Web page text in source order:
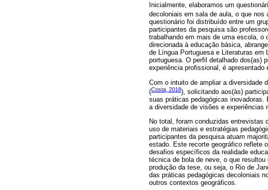
Inicialmente, elaboramos um
decoloniais em sala de aula, o que
questionário foi distribuído entre um
participantes da pesquisa são
trabalhando em mais de uma escola, o
direcionada à educação básica,
de Língua Portuguesa e Literaturas
portuguesa. O perfil detalhado dos(as)
experiência profissional, é apresentado
Com o intuito de ampliar a diversidade
(Costa, 2018), solicitando aos(às)
suas práticas pedagógicas inovadoras.
a diversidade de visões e experiências
No total, foram conduzidas entrevistas
uso de materiais e estratégias
participantes da pesquisa atuam
estado. Este recorte geográfico reflete
desafios específicos da realidade
técnica de bola de neve, o que
produção da tese, ou seja, o Rio de
das práticas pedagógicas decoloniais
outros contextos geográficos.